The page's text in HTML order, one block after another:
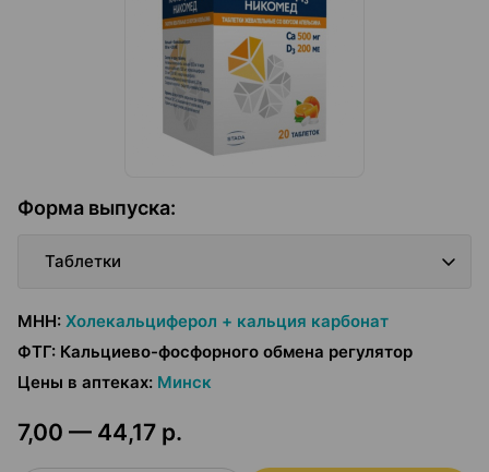
Форма выпуска:
Таблетки
МНН: Холекальциферол + кальция карбонат
ФТГ: Кальциево-фосфорного обмена регулятор
Цены в аптеках: Минск
7,00 — 44,17 р.